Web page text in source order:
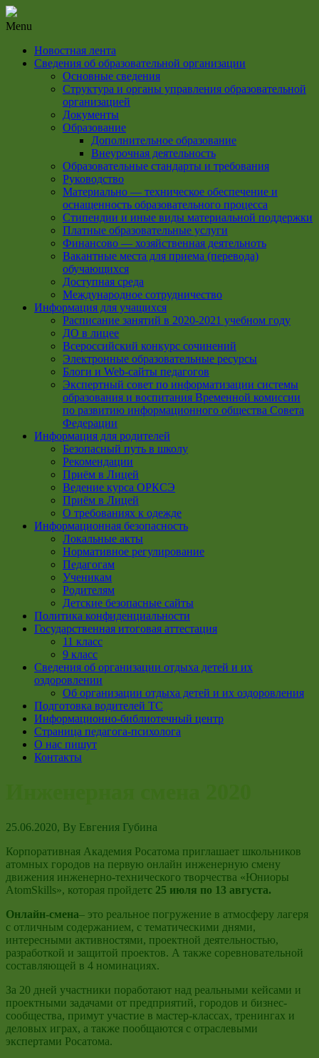
Menu
Новостная лента
Сведения об образовательной организации
Основные сведения
Структура и органы управления образовательной
организацией
Документы
Образование
Дополнительное образование
Внеурочная деятельность
Образовательные стандарты и требования
Руководство
Материально — техническое обеспечение и
оснащенность образовательного процесса
Стипендии и иные виды материальной поддержки
Платные образовательные услуги
Финансово — хозяйственная деятельноть
Вакантные места для приема (перевода)
обучающихся
Доступная среда
Международное сотрудничество
Информация для учащихся
Расписание занятий в 2020-2021 учебном году
ДО в лицее
Всероссийский конкурс сочинений
Электронные образовательные ресурсы
Блоги и Web-сайты педагогов
Экспертный совет по информатизации системы
образования и воспитания Временной комиссии
по развитию информационного общества Совета
Федерации
Информация для родителей
Безопасный путь в школу
Рекомендации
Приём в Лицей
Ведение курса ОРКСЭ
Приём в Лицей
О требованиях к одежде
Информационная безопасность
Локальные акты
Нормативное регулирование
Педагогам
Ученикам
Родителям
Детские безопасные сайты
Политика конфиденциальности
Государственная итоговая аттестация
11 класс
9 класс
Сведения об организации отдыха детей и их
оздоровлении
Об организации отдыха детей и их оздоровления
Подготовка водителей ТС
Информационно-библиотечный центр
Страница педагога-психолога
О нас пишут
Контакты
25.06.2020, By Евгения Губина
Корпоративная Академия Росатома приглашает школьников
атомных городов на первую онлайн инженерную смену
движения инженерно-технического творчества «Юниоры
AtomSkills», которая пройдетс 25 июля по 13 августа.
Онлайн-смена– это реальное погружение в атмосферу лагеря
с отличным содержанием, с тематическими днями,
интересными активностями, проектной деятельностью,
разработкой и защитой проектов. А также соревновательной
составляющей в 4 номинациях.
За 20 дней участники поработают над реальными кейсами и
проектными задачами от предприятий, городов и бизнес-
сообщества, примут участие в мастер-классах, тренингах и
деловых играх, а также пообщаются с отраслевыми
экспертами Росатома.